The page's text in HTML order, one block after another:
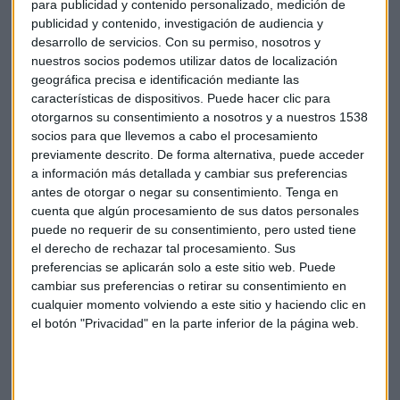
para publicidad y contenido personalizado, medición de
publicidad y contenido, investigación de audiencia y
desarrollo de servicios. Con su permiso, nosotros y
nuestros socios podemos utilizar datos de localización
geográfica precisa e identificación mediante las
características de dispositivos. Puede hacer clic para
otorgarnos su consentimiento a nosotros y a nuestros 1538
socios para que llevemos a cabo el procesamiento
previamente descrito. De forma alternativa, puede acceder
a información más detallada y cambiar sus preferencias
antes de otorgar o negar su consentimiento. Tenga en
cuenta que algún procesamiento de sus datos personales
puede no requerir de su consentimiento, pero usted tiene
el derecho de rechazar tal procesamiento. Sus
preferencias se aplicarán solo a este sitio web. Puede
cambiar sus preferencias o retirar su consentimiento en
cualquier momento volviendo a este sitio y haciendo clic en
el botón "Privacidad" en la parte inferior de la página web.
fondos soberanos de Abu Dabi, Qatar, Singapur y Noruega.
En el tramo minorista, compuesto por particulares y
empleados del grupo, Aena habría colocado el 10% de su
capital (3,81 millones de titulos) tras realizar el prorrateo.
Hoy está previsto que se adjudiquen las acciones.
El director de análisis y producto de Andbank España, Juan
Luis García Alejo, ha analizado el precio en Capital Radio:
Empresas Aena